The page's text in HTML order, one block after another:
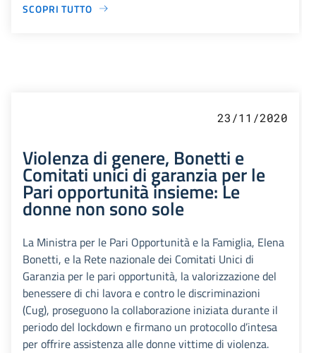
SCOPRI TUTTO
23/11/2020
Violenza di genere, Bonetti e
Comitati unici di garanzia per le
Pari opportunità insieme: Le
donne non sono sole
La Ministra per le Pari Opportunità e la Famiglia, Elena
Bonetti, e la Rete nazionale dei Comitati Unici di
Garanzia per le pari opportunità, la valorizzazione del
benessere di chi lavora e contro le discriminazioni
(Cug), proseguono la collaborazione iniziata durante il
periodo del lockdown e firmano un protocollo d’intesa
per offrire assistenza alle donne vittime di violenza.